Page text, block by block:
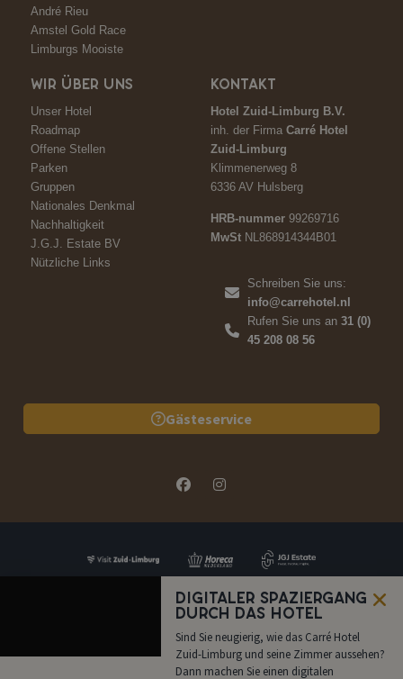
André Rieu
Amstel Gold Race
Limburgs Mooiste
WIR ÜBER UNS
Unser Hotel
Roadmap
Offene Stellen
Parken
Gruppen
Nationales Denkmal
Nachhaltigkeit
J.G.J. Estate BV
Nützliche Links
KONTAKT
Hotel Zuid-Limburg B.V.
inh. der Firma Carré Hotel
Zuid-Limburg
Klimmenerweg 8
6336 AV Hulsberg
HRB-nummer 99269716
MwSt NL868914344B01
Schreiben Sie uns:
info@carrehotel.nl
Rufen Sie uns an 31 (0)
45 208 08 56
Gästeservice
Preisangabe Jetzt Buchen Rufen Sie uns
an
Digitaler Spaziergang
durch das Hotel
Sind Sie neugierig, wie das Carré Hotel
Zuid-Limburg und seine Zimmer aussehen?
Dann machen Sie einen digitalen